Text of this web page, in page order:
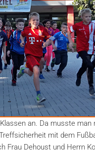
an. Da musste
mit dem
Frau Dehoust und Herrn